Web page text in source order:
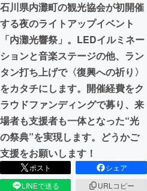
ビジネス・起業
まちづくり・地域活性化
CAMPFIRE for Social Good
CAMPFIREふるさと納税
石川県内灘町の観光協会が初開催
する夜のライトアップイベント
「内灘光響祭」。LEDイルミネー
ションと音楽ステージの他、ラン
タン打ち上げで〈復興への祈り〉
をカタチにします。開催経費をク
ラウドファンディングで募り、来
場者も支援者も一体となった“光
の祭典”を実現します。どうかご
支援をお願いします！
ポスト
シェア
LINEで送る
URLコピー